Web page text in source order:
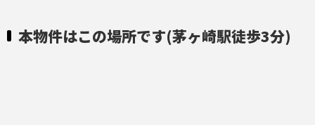
本物件はこの場所です(茅ヶ崎駅徒歩3分)